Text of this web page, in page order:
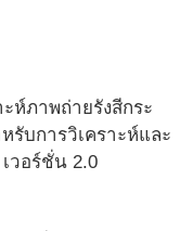
ห์ภาพถ่ายรังสีกระ
รับการวิเคราะห์และ
วอร์ชั่น 2.0